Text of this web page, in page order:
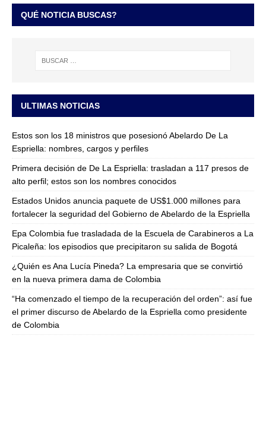
QUÉ NOTICIA BUSCAS?
ULTIMAS NOTICIAS
Estos son los 18 ministros que posesionó Abelardo De La
Espriella: nombres, cargos y perfiles
Primera decisión de De La Espriella: trasladan a 117 presos de
alto perfil; estos son los nombres conocidos
Estados Unidos anuncia paquete de US$1.000 millones para
fortalecer la seguridad del Gobierno de Abelardo de la Espriella
Epa Colombia fue trasladada de la Escuela de Carabineros a La
Picaleña: los episodios que precipitaron su salida de Bogotá
¿Quién es Ana Lucía Pineda? La empresaria que se convirtió
en la nueva primera dama de Colombia
“Ha comenzado el tiempo de la recuperación del orden”: así fue
el primer discurso de Abelardo de la Espriella como presidente
de Colombia